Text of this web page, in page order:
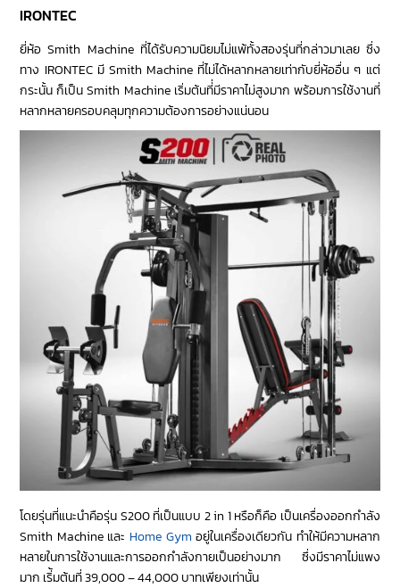
IRONTEC
ยี่ห้อ Smith Machine ที่ได้รับความนิยมไม่แพ้ทั้งสองรุ่นที่กล่าวมาเลย ซึ่ง
ทาง IRONTEC มี Smith Machine ที่ไม่ได้หลากหลายเท่ากับยี่ห้ออื่น ๆ แต่
กระนั้น ก็เป็น Smith Machine เริ่มต้นที่่มีราคาไม่สูงมาก พร้อมการใช้งานที่
หลากหลายครอบคลุมทุกความต้องการอย่างแน่นอน
โดยรุ่นที่แนะนำคือรุ่น S200 ที่เป็นแบบ 2 in 1 หรือก็คือ เป็นเครื่องออกกำลัง
Smith Machine และ Home Gym อยู่ในเครื่องเดียวกัน ทำให้มีความหลาก
หลายในการใช้งานและการออกกำลังกายเป็นอย่างมาก ซึ่งมีราคาไม่แพง
มาก เริ่้มต้นที่ 39,000 – 44,000 บาทเพียงเท่านั้น